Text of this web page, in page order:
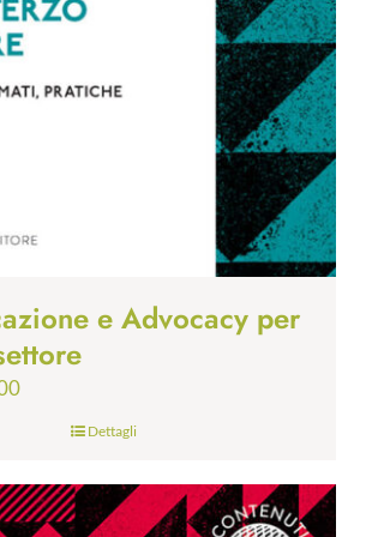
e Advocacy per
Fascia
€9.99
Dettagli